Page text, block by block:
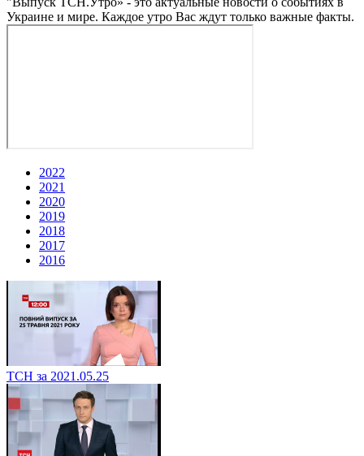
Украине и мире. Каждое утро Вас ждут только важные факты.
2022
2021
2020
2019
2018
2017
2016
ТСН за 2021.05.25